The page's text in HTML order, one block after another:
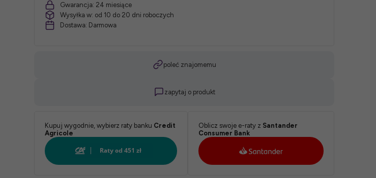
Gwarancja: 24 miesiące
Wysyłka w: od 10 do 20 dni roboczych
Dostawa: Darmowa
poleć znajomemu
zapytaj o produkt
Kupuj wygodnie, wybierz raty banku Credit
Agricole
Oblicz swoje e-raty z Santander
Consumer Bank